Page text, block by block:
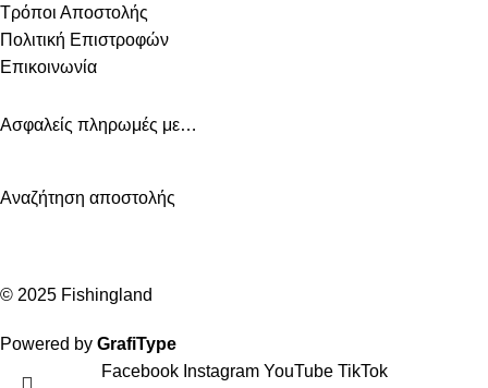
Τρόποι Αποστολής
Πολιτική Επιστροφών
Επικοινωνία
Ασφαλείς πληρωμές με…
Αναζήτηση αποστολής
© 2025 Fishingland
Powered by GrafiType
Facebook Instagram YouTube TikTok